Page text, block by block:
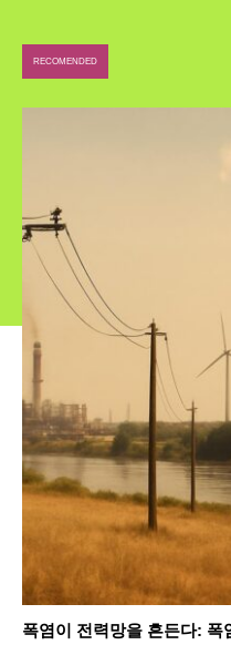
RECOMENDED
폭염이 전력망을 흔든다: 폭